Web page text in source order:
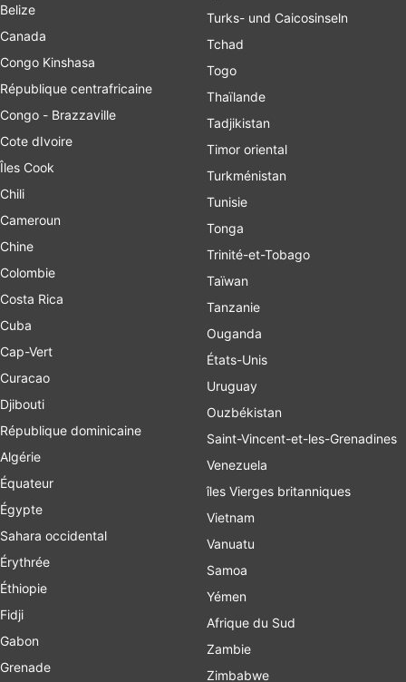
Belize
Canada
Congo Kinshasa
République centrafricaine
Congo - Brazzaville
Cote dIvoire
Îles Cook
Chili
Cameroun
Chine
Colombie
Costa Rica
Cuba
Cap-Vert
Curacao
Djibouti
République dominicaine
Algérie
Équateur
Égypte
Sahara occidental
Érythrée
Éthiopie
Fidji
Gabon
Grenade
Turks- und Caicosinseln
Tchad
Togo
Thaïlande
Tadjikistan
Timor oriental
Turkménistan
Tunisie
Tonga
Trinité-et-Tobago
Taïwan
Tanzanie
Ouganda
États-Unis
Uruguay
Ouzbékistan
Saint-Vincent-et-les-Grenadines
Venezuela
îles Vierges britanniques
Vietnam
Vanuatu
Samoa
Yémen
Afrique du Sud
Zambie
Zimbabwe